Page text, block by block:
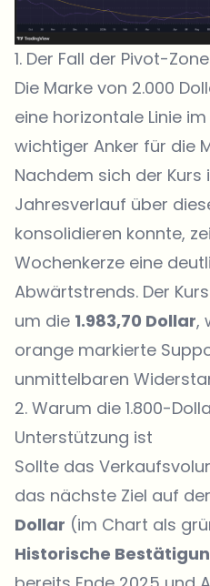
1. Der Fall der Pivot-
Die Marke von 2.000
eine horizontale Linie
wichtiger Anker für die
Nachdem sich der Kurs
Jahresverlauf über
konsolidieren konnte,
Wochenkerze eine
Abwärtstrends. Der
um die 1.983,70 Dollar,
orange markierte
unmittelbaren
2. Warum die 1.800-
Unterstützung ist
Sollte das
das nächste Ziel auf
Dollar (im Chart als
Historische